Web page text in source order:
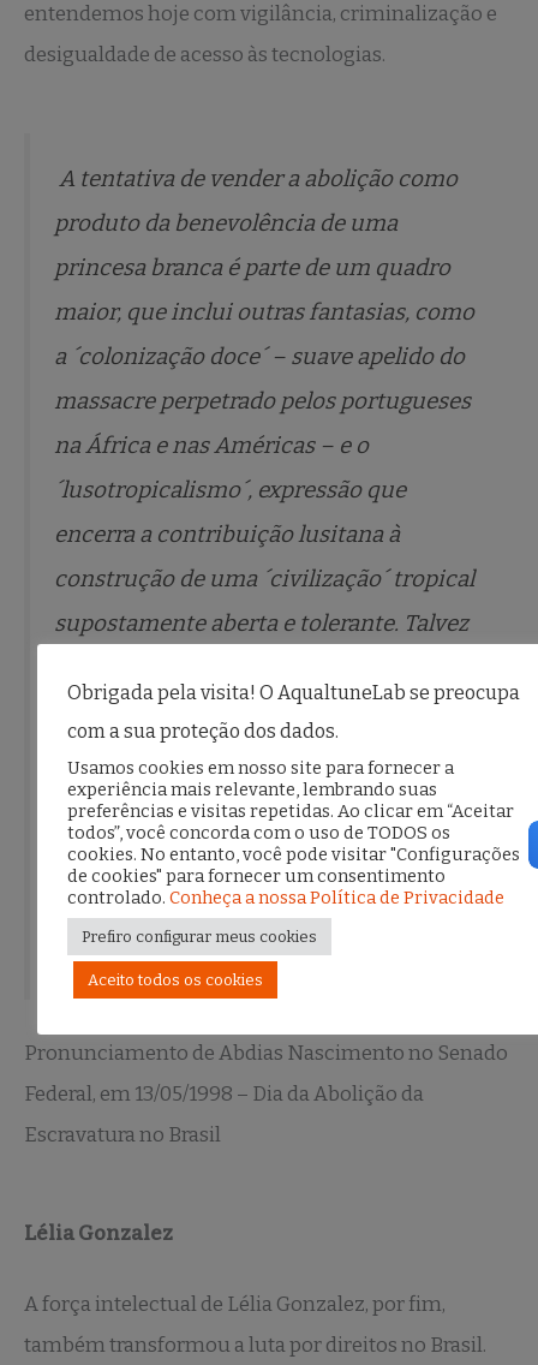
entendemos hoje com vigilância, criminalização e
desigualdade de acesso às tecnologias.
A tentativa de vender a abolição como
produto da benevolência de uma
princesa branca é parte de um quadro
maior, que inclui outras fantasias, como
a ´colonização doce´ – suave apelido do
massacre perpetrado pelos portugueses
na África e nas Américas – e o
´lusotropicalismo´, expressão que
encerra a contribuição lusitana à
construção de uma ´civilização´ tropical
supostamente aberta e tolerante. Talvez
Angola, Moçambique e Guiné-Bissau,
quando a humilhação e a tortura foram
amplamente usadas como formas de
manter a dominação física e psicológica
de europeus sobre africanos.
Pronunciamento de Abdias Nascimento no Senado
Federal, em 13/05/1998 – Dia da Abolição da
Escravatura no Brasil
Lélia Gonzalez
A força intelectual de Lélia Gonzalez, por fim,
também transformou a luta por direitos no Brasil.
Obrigada pela visita! O AqualtuneLab se preocupa
com a sua proteção dos dados.
Usamos cookies em nosso site para fornecer a
experiência mais relevante, lembrando suas
preferências e visitas repetidas. Ao clicar em “Aceitar
todos”, você concorda com o uso de TODOS os
cookies. No entanto, você pode visitar "Configurações
de cookies" para fornecer um consentimento
controlado. Conheça a nossa Política de Privacidade
Prefiro configurar meus cookies
Aceito todos os cookies